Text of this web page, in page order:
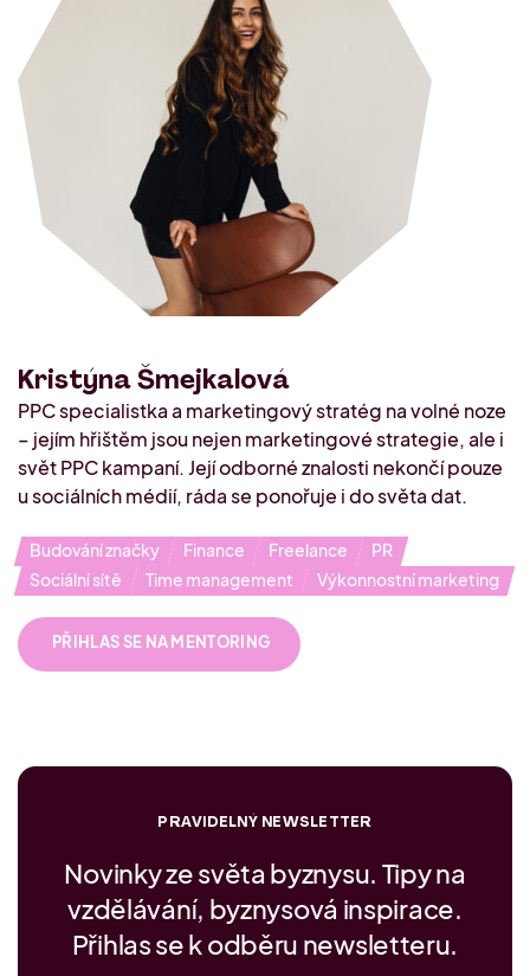
Naši mentoři
Konzultace s Lucií Audi
Offline akce
Setkání komunity PRAHA 2. 10.
2026
O nás
Kdo jsme
Kontakt
Průzkum o podnikání
Kristýna Šmejkalová
PPC specialistka a marketingový stratég na volné noze
– jejím hřištěm jsou nejen marketingové strategie, ale i
svět PPC kampaní. Její odborné znalosti nekončí pouze
u sociálních médií, ráda se ponořuje i do světa dat.
Budování značky Finance Freelance
PR
Sociální sítě
Time management Výkonnostní marketing
PŘIHLAS SE NA MENTORING
PRAVIDELNÝ NEWSLETTER
Novinky ze světa byznysu. Tipy na
vzdělávání, byznysová inspirace.
Přihlas se k odběru newsletteru.